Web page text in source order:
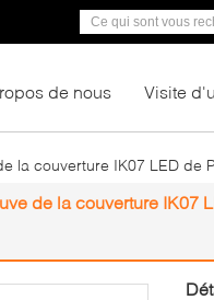
de nous Visite
la couverture IK07 LED de
de la couverture IK07